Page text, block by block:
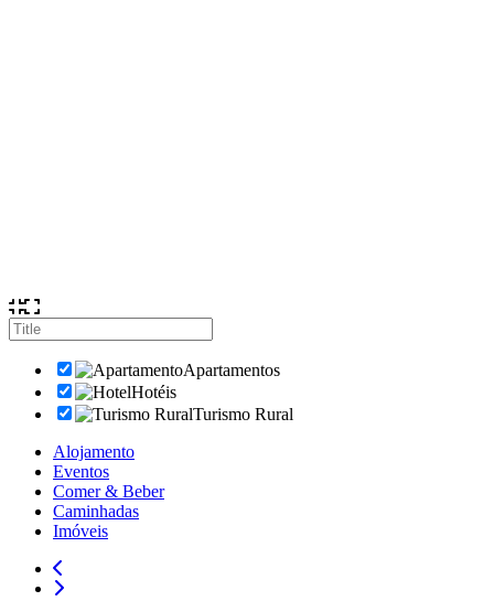
Apartamentos
Hotéis
Turismo Rural
Alojamento
Eventos
Comer & Beber
Caminhadas
Imóveis